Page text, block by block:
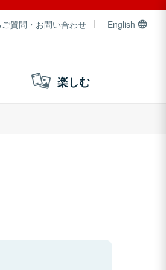
ご質問・お問い合わせ English
楽しむ